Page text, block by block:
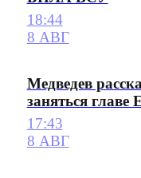
18:44
8 АВГ
Медведев
заняться
17:43
8 АВГ